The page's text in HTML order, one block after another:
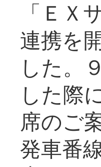
「Ｅ
連携を
した。
した際
席のご
発車番